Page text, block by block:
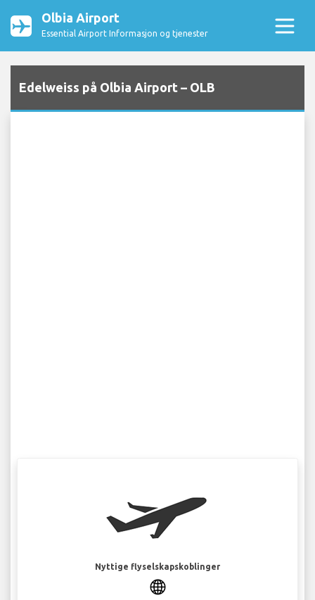
Olbia Airport
Essential Airport Informasjon og tjenester
Edelweiss på Olbia Airport – OLB
Nyttige flyselskapskoblinger